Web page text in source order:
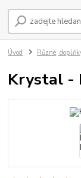
Úvod Různé,
Krystal -